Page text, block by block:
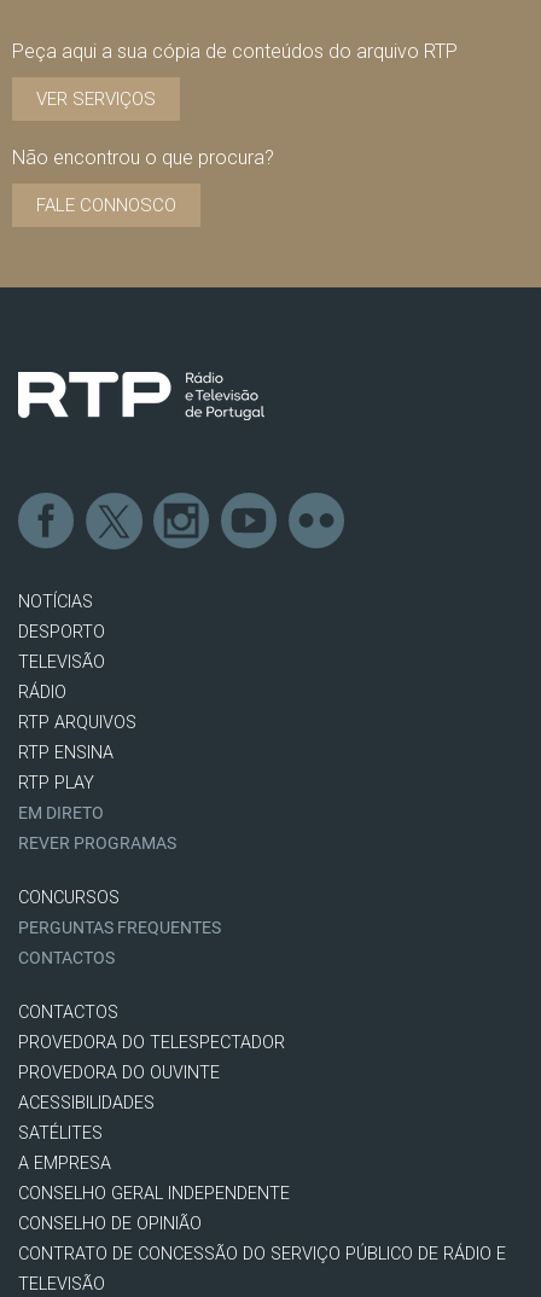
Peça aqui a sua cópia de conteúdos do arquivo RTP
VER SERVIÇOS
Não encontrou o que procura?
FALE CONNOSCO
NOTÍCIAS
DESPORTO
TELEVISÃO
RÁDIO
RTP ARQUIVOS
RTP ENSINA
RTP PLAY
EM DIRETO
REVER PROGRAMAS
CONCURSOS
PERGUNTAS FREQUENTES
CONTACTOS
CONTACTOS
PROVEDORA DO TELESPECTADOR
PROVEDORA DO OUVINTE
ACESSIBILIDADES
SATÉLITES
A EMPRESA
CONSELHO GERAL INDEPENDENTE
CONSELHO DE OPINIÃO
CONTRATO DE CONCESSÃO DO SERVIÇO PÚBLICO DE RÁDIO E
TELEVISÃO